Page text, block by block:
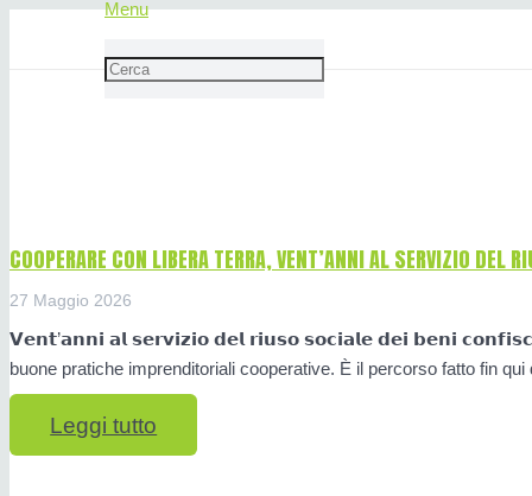
Menu
COOPERARE CON LIBERA TERRA, VENT’ANNI AL SERVIZIO DEL
27 Maggio 2026
𝗩𝗲𝗻𝘁’𝗮𝗻𝗻𝗶 𝗮𝗹 𝘀𝗲𝗿𝘃𝗶𝘇𝗶𝗼 𝗱𝗲𝗹 𝗿𝗶𝘂𝘀𝗼 𝘀𝗼𝗰𝗶𝗮𝗹𝗲 𝗱𝗲𝗶 𝗯𝗲𝗻𝗶
buone pratiche imprenditoriali cooperative. È il percorso fatto fin
Leggi tutto